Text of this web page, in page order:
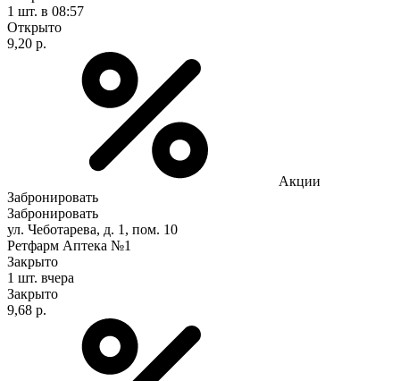
1 шт. в 08:57
Открыто
9,20 р.
Акции
Забронировать
Забронировать
ул. Чеботарева, д. 1, пом. 10
Ретфарм Аптека №1
Закрыто
1 шт. вчера
Закрыто
9,68 р.